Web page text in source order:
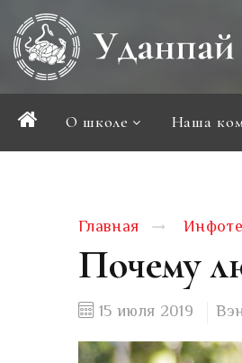
О школе Наша
Главная
Почему
15 июля 2019